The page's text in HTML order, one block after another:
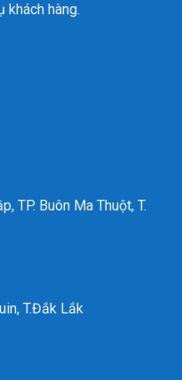
khách hàng.
TP. Buôn Ma Thuột, T.
T.Đắk Lắk